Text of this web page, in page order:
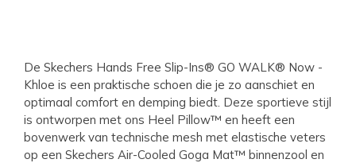
De Skechers Hands Free Slip-Ins® GO WALK® Now -
Khloe is een praktische schoen die je zo aanschiet en
optimaal comfort en demping biedt. Deze sportieve stijl
is ontworpen met ons Heel Pillow™ en heeft een
bovenwerk van technische mesh met elastische veters
op een Skechers Air-Cooled Goga Mat™ binnenzool en